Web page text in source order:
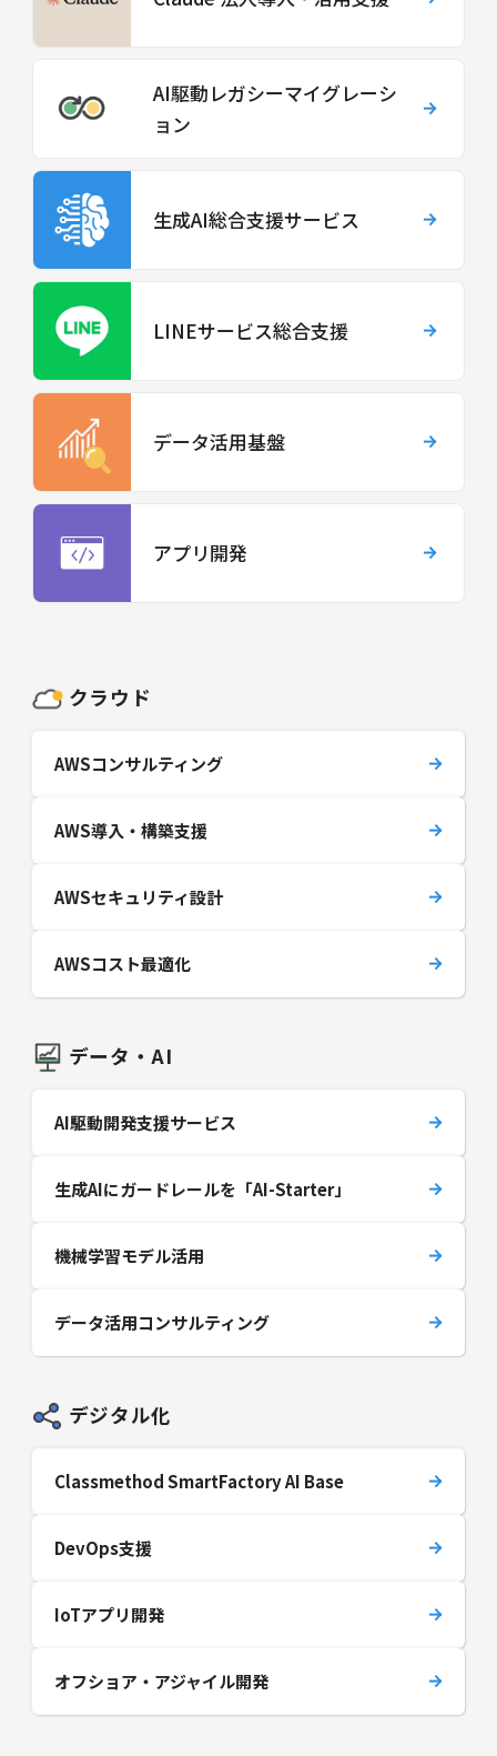
AI駆動レガシーマイグレーシ
ョン
生成AI総合支援サービス
LINEサービス総合支援
データ活用基盤
アプリ開発
クラウド
AWSコンサルティング
AWS導入・構築支援
AWSセキュリティ設計
AWSコスト最適化
データ・AI
AI駆動開発支援サービス
生成AIにガードレールを「AI-Starter」
機械学習モデル活用
データ活用コンサルティング
デジタル化
Classmethod SmartFactory AI Base
DevOps支援
IoTアプリ開発
オフショア・アジャイル開発